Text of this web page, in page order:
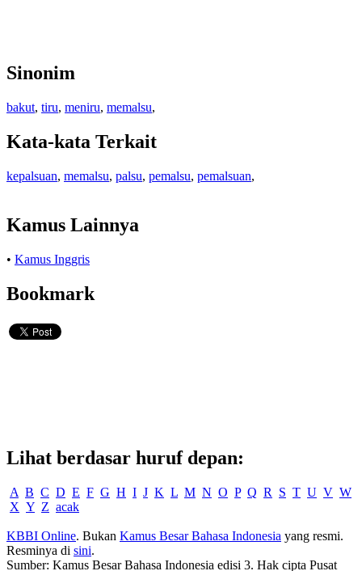
Sinonim
bakut, tiru, meniru, memalsu,
Kata-kata Terkait
kepalsuan, memalsu, palsu, pemalsu, pemalsuan,
Kamus Lainnya
• Kamus Inggris
Bookmark
Lihat berdasar huruf depan:
A B C D E F G H I J K L M N O P Q R S T U V W
X Y Z acak
KBBI Online. Bukan Kamus Besar Bahasa Indonesia yang resmi.
Resminya di sini.
Sumber: Kamus Besar Bahasa Indonesia edisi 3. Hak cipta Pusat